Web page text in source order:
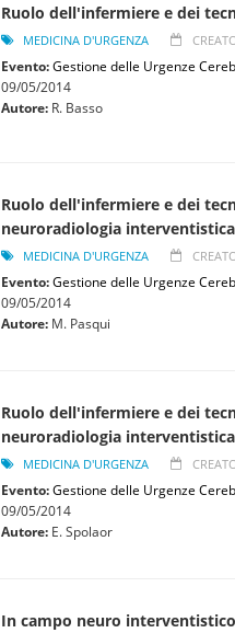
Ruolo dell'infermiere e dei
MEDICINA D'URGENZA
Evento:Gestione delle Urgenze
09/05/2014
Autore: R. Basso
Ruolo dell'infermiere e dei
neuroradiologia interventistica
MEDICINA D'URGENZA
Evento:Gestione delle Urgenze
09/05/2014
Autore: M. Pasqui
Ruolo dell'infermiere e dei
neuroradiologia interventistica
MEDICINA D'URGENZA
Evento:Gestione delle Urgenze
09/05/2014
Autore: E. Spolaor
In campo neuro interventistico